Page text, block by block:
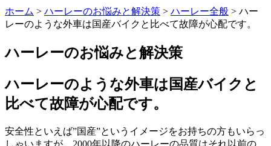
ホーム > ハーレーのお悩みと解決策 > ハーレー全般 > ハー
レーのような外車は国産バイクと比べて故障が心配です。
ハーレーのお悩みと解決策
ハーレーのような外車は国産バイクと
比べて故障が心配です。
安全性といえば”国産”というイメージをお持ちの方もいらっ
しゃいますが、2000年以降のハーレーの品質はそれ以前の